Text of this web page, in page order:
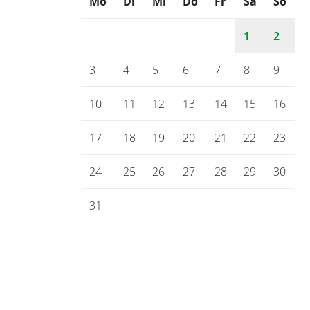
1 2
3 4 5 6 7 8 9
10 11 12 13 14 15 16
17 18 19 20 21 22 23
24 25 26 27 28 29 30
31